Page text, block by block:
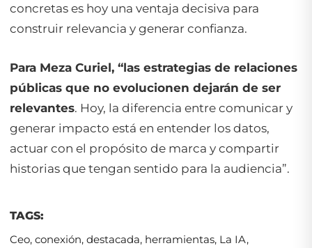
concretas es hoy una ventaja decisiva para
construir relevancia y generar confianza.
Para Meza Curiel, “las estrategias de relaciones
públicas que no evolucionen dejarán de ser
relevantes. Hoy, la diferencia entre comunicar y
generar impacto está en entender los datos,
actuar con el propósito de marca y compartir
historias que tengan sentido para la audiencia”.
TAGS:
Ceo, conexión, destacada, herramientas, La IA,